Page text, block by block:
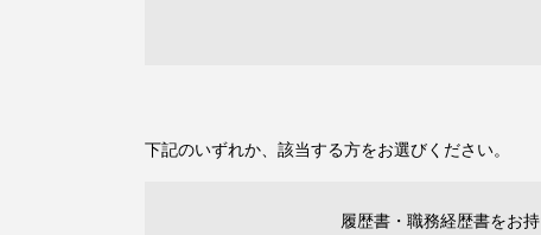
下記のいずれか、該当する方をお選びください。
履歴書・職務経歴書をお